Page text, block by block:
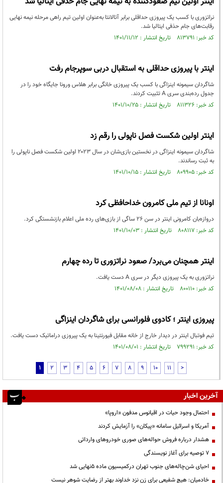
نراتزوری با کسب یک پیروزی حداقلی برابر آتالانتا به‌عنوان اولین تیم راهی مرحله نیمه نهایی
رقابت‌های جام حذفی ایتالیا شد.
کد خبر: ۸۱۳۷۹۱ تاریخ انتشار : ۱۴۰۱/۱۱/۱۲
اینتر با پیروزی حداقلی به استقبال دربی سوپرجام رفت
شاگردان سیمونه اینزاگی با کسب یک پیروزی خانگی برابر هلاس ورونا جایگاه خود را در
جدول رده‌بندی سری A تثبیت کردند.
کد خبر: ۸۱۱۳۲۶ تاریخ انتشار : ۱۴۰۱/۱۰/۲۵
اینتر اولین شکست فصل ناپولی را رقم زد
شاگردان سیمونه اینزاگی در نخستین بازی‌شان در سال ۲۰۲۳ اولین شکست فصل ناپولی را
به ثبت رساندند.
کد خبر: ۸۰۹۹۰۵ تاریخ انتشار : ۱۴۰۱/۱۰/۱۵
اونانا از تیم ملی کامرون خداحافظی کرد
دروازه‌بان کامرونی اینتر در سن ۲۶ ساگی از بازی‌های رده ملی اعلام بازنشستگی کرد.
کد خبر: ۸۰۸۱۱۷ تاریخ انتشار : ۱۴۰۱/۱۰/۰۳
اینتر همچنان می‌برد/ صعود نراتزوری تا رده چهارم
نراتزوری به یک پیروزی دیگر در سری A دست یافت.
کد خبر: ۸۰۰۱۱۰ تاریخ انتشار : ۱۴۰۱/۰۸/۰۸
پیروزی اینتر ؛ کادوی فلورانسی برای شاگردان اینزاگی
تیم فوتبال اینتر در دیدار خارج از خانه مقابل فیورنتینا به یک پیروزی دراماتیک دست یافت.
کد خبر: ۷۹۹۲۹۱ تاریخ انتشار : ۱۴۰۱/۰۸/۰۱
1 2 3 4 5 6 7 8 9 10 11 >
آخرین اخبار
احتمال وجود حیات در اقیانوس مدفون «اروپا»
آمریکا و اسرائیل سامانه «پیکان» را آزمایش کردند
هشدار درباره فروش حواله‌های صوری خودروهای وارداتی
۷ توصیه برای آغاز نویسندگی
احیای شن‌چاله‌های جنوب تهران درکمیسیون ماده ۵نهایی شد
خادمیان: هیچ شفیعی برای زن نزد خداوند بهتر از رضایت شوهر نیست